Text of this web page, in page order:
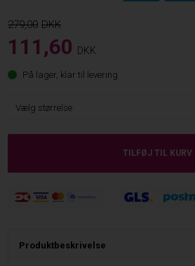
279,00
111,60 DKK
På lager, klar til levering
Produktbeskrivelse